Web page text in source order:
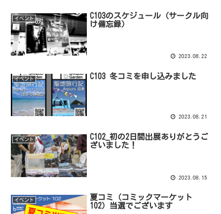
イベント
C103のスケジュール（サークル向
け備忘録）
2023.08.22
イベント C103 冬コミを申し込みました
2023.08.21
イベント
C102_初の2日間出展ありがとうご
ざいました！
2023.08.15
イベント
夏コミ（コミックマーケット
102）当選でございます